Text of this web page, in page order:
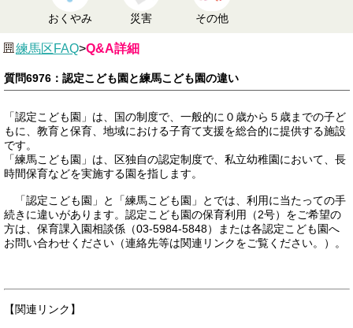
おくやみ 災害 その他
練馬区FAQ>Q&A詳細
質問6976：認定こども園と練馬こども園の違い
「認定こども園」は、国の制度で、一般的に０歳から５歳までの子ど
もに、教育と保育、地域における子育て支援を総合的に提供する施設
です。
「練馬こども園」は、区独自の認定制度で、私立幼稚園において、長
時間保育などを実施する園を指します。
「認定こども園」と「練馬こども園」とでは、利用に当たっての手
続きに違いがあります。認定こども園の保育利用（2号）をご希望の
方は、保育課入園相談係（03-5984-5848）または各認定こども園へ
お問い合わせください（連絡先等は関連リンクをご覧ください。）。
【関連リンク】